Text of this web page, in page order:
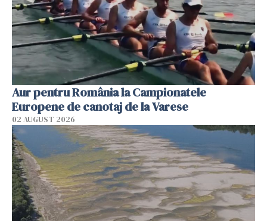
Aur pentru România la Campionatele
Europene de canotaj de la Varese
02 AUGUST 2026